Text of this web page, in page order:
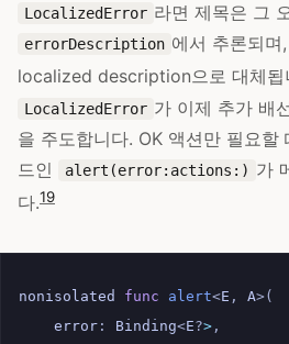
LocalizedError 라면 제목은 그
errorDescription 에서 추론되며
localized description으로 대체됩
LocalizedError 가 이제 추가 배
을 주도합니다. OK 액션만 필요할
드인
alert(error:actions:) 가
다.19
nonisolated func alert<E , A>(
error : Binding<E?> ,